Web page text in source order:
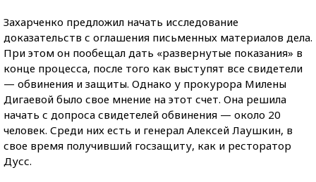
Захарченко предложил начать исследование
доказательств с оглашения письменных материалов дела.
При этом он пообещал дать «развернутые показания» в
конце процесса, после того как выступят все свидетели
— обвинения и защиты. Однако у прокурора Милены
Дигаевой было свое мнение на этот счет. Она решила
начать с допроса свидетелей обвинения — около 20
человек. Среди них есть и генерал Алексей Лаушкин, в
свое время получивший госзащиту, как и ресторатор
Дусс.